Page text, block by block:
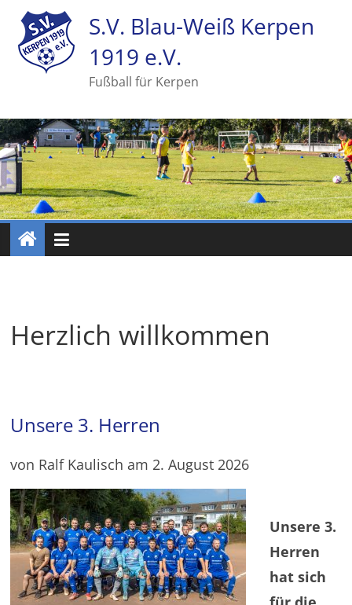
S.V. Blau-Weiß Kerpen
1919 e.V.
Fußball für Kerpen
Herzlich willkommen
Unsere 3. Herren
von Ralf Kaulisch am 2. August 2026
Unsere 3.
Herren
hat sich